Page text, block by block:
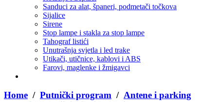
Sanduci za alat, španeri, podmetači točkova
Sijalice
Sirene
Stop lampe i stakla za stop lampe
Tahograf listići
Unutrašnja svjetla i led trake
Utikači, utičnice, kablovi i ABS
Farovi, maglenke i žmigavci
Home / Putnički program / Antene i parking